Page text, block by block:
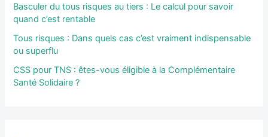
Basculer du tous risques au tiers : Le calcul pour savoir
quand c’est rentable
Tous risques : Dans quels cas c’est vraiment indispensable
ou superflu
CSS pour TNS : êtes-vous éligible à la Complémentaire
Santé Solidaire ?